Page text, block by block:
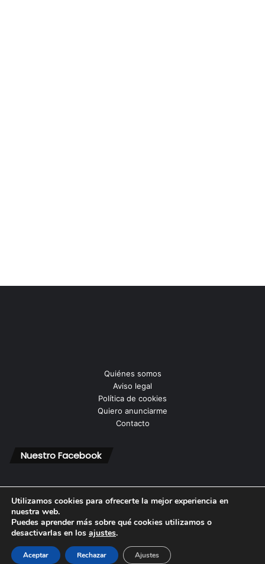
Quiénes somos
Aviso legal
Política de cookies
Quiero anunciarme
Contacto
Nuestro Facebook
© Copyright 2026, Todos los derechos reservados |
Utilizamos cookies para ofrecerte la mejor experiencia en
nuestra web.
Puedes aprender más sobre qué cookies utilizamos o
desactivarlas en los ajustes.
Aceptar Rechazar Ajustes